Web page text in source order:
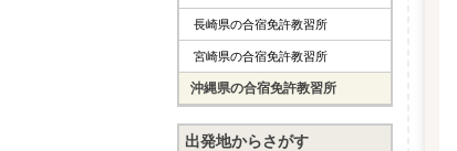
長崎県の合宿免許教習所
宮崎県の合宿免許教習所
沖縄県の合宿免許教習所
出発地からさがす